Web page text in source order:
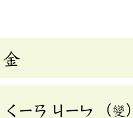
ㄑㄧㄢ ㄐㄧㄣ （變）